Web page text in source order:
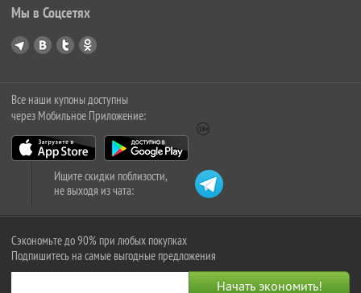
Мы в Соцсетях
Все наши купоны доступны
через Мобильное Приложение:
Ищите скидки поблизости,
не выходя из чата:
Сэкономьте до 90% при любых покупках
Подпишитесь на самые выгодные предложения